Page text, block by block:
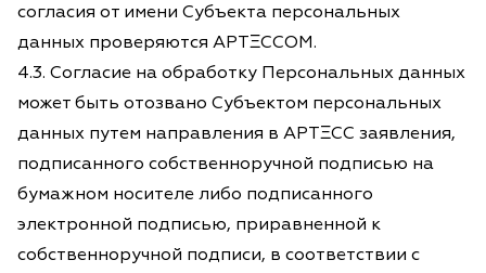
согласия от имени Субъекта персональных
данных проверяются АРТΞССОМ.
4.3. Согласие на обработку Персональных данных
может быть отозвано Субъектом персональных
данных путем направления в АРТΞСС заявления,
подписанного собственноручной подписью на
бумажном носителе либо подписанного
электронной подписью, приравненной к
собственноручной подписи, в соответствии с